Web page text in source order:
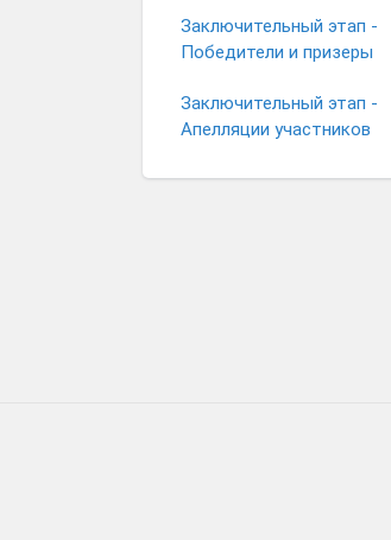
Заключительный этап -
Победители и призеры
Заключительный этап -
Апелляции участников